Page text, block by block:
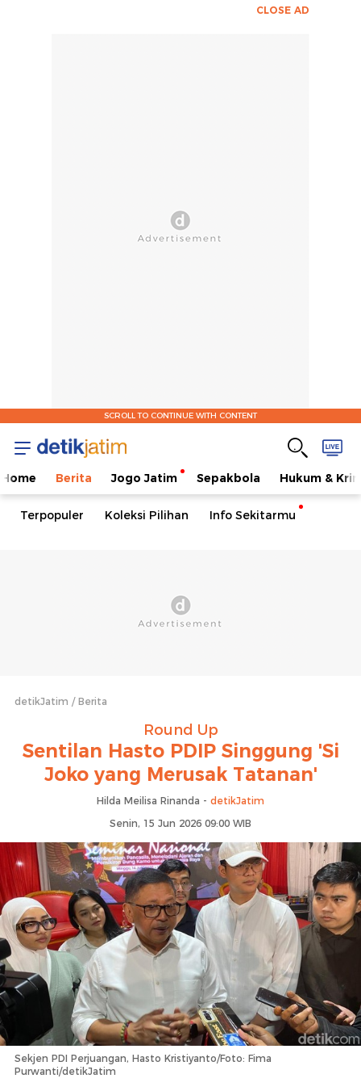
CLOSE AD
SCROLL TO CONTINUE WITH CONTENT
Home Berita Jogo Jatim Sepakbola Hukum &
Terpopuler Koleksi Pilihan Info Sekitarmu
detikJatim Berita
Round Up
Sentilan Hasto PDIP Singgung 'Si
Joko yang Merusak Tatanan'
Hilda Meilisa Rinanda - detikJatim
Senin, 15 Jun 2026 09:00 WIB
Sekjen PDI Perjuangan, Hasto Kristiyanto/Foto: Fima
Purwanti/detikJatim